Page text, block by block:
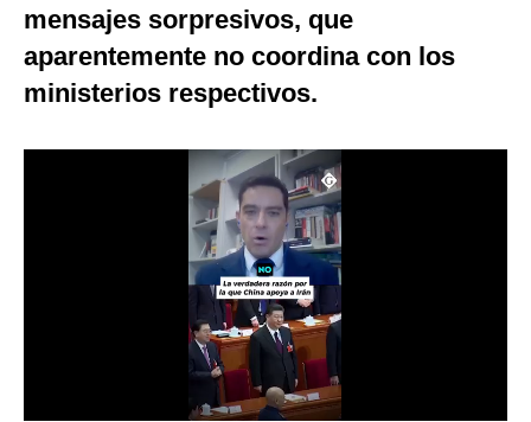
Gestión TV
Videos
Fotogalerías
mensajes sorpresivos, que
aparentemente no coordina con los
ministerios respectivos.